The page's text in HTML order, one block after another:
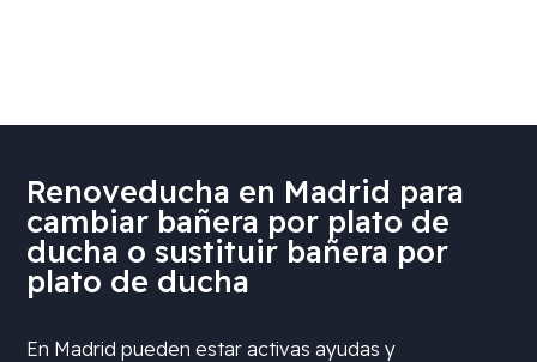
Renoveducha en Madrid para
cambiar bañera por plato de
ducha o sustituir bañera por
plato de ducha
En Madrid pueden estar activas ayudas y